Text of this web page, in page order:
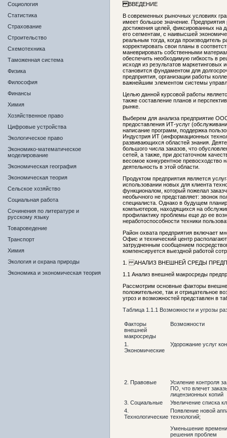
Социология
Статистика
Страхование
Строительство
Схемотехника
Таможенная система
Физика
Философия
Финансы
Химия
Хозяйственное право
Цифровые устройства
Экологическое право
Экономико-математическое
моделирование
Экономическая география
Экономическая теория
Сельское хозяйство
Социальная работа
Сочинения по литературе и
русскому языку
Товароведение
Транспорт
Химия
Экология и охрана природы
Экономика и экономическая теория
ВВЕДЕНИЕ
В современных рыночных условиях
имеет большое значение. Предприятия
достижения целей, фиксированных на
его сегментам, с наивысшей
реальным тогда, когда производитель
корректировать свои планы в
маневрировать собственными
обеспечить необходимую гибкость в
исходя из результатов маркетинговых
становится фундаментом для
предприятия, организации работы
важнейшим элементом системы
Целью данной курсовой работы
также составление планов и
рынке.
Выберем для анализа предприятие
предоставления ИТ-услуг
написание программ, поддержка
Индустрия ИТ (информационных
развивающихся областей знания.
большого числа заказов, что
сетей, а также, при достаточном
весомое конкурентное
деятельность в этой области.
Продуктом предприятия является
использовании новых для клиента
функционалом, который пожелал
необычного не представляет: звонок
специалиста. Однако в будущем
компьютеров, находящихся на
профилактику проблемы еще до ее
неработоспособности техники
Район охвата предприятия включает
Офис и технический центр
затрудненным сообщением
компенсируется выездной работой
1.АНАЛИЗ ВНЕШНЕЙ СРЕДЫ
1.1 Анализ внешней макросреды
Рассмотрим основные факторы
положительное, так и отрицательное
угроз и возможностей представлен в
Таблица 1.1 1 Возможности и угрозы
Факторы
внешней
макросреды
Возможности
1.
Экономические
Удорожание услуг
2. Правовые
Усиление контроля
ПО, что влечет
лицензионных копий
3. Социальные
Увеличение списка
4.
Технологические
Появление новой
технологий;
Уменьшение времени
решения проблем